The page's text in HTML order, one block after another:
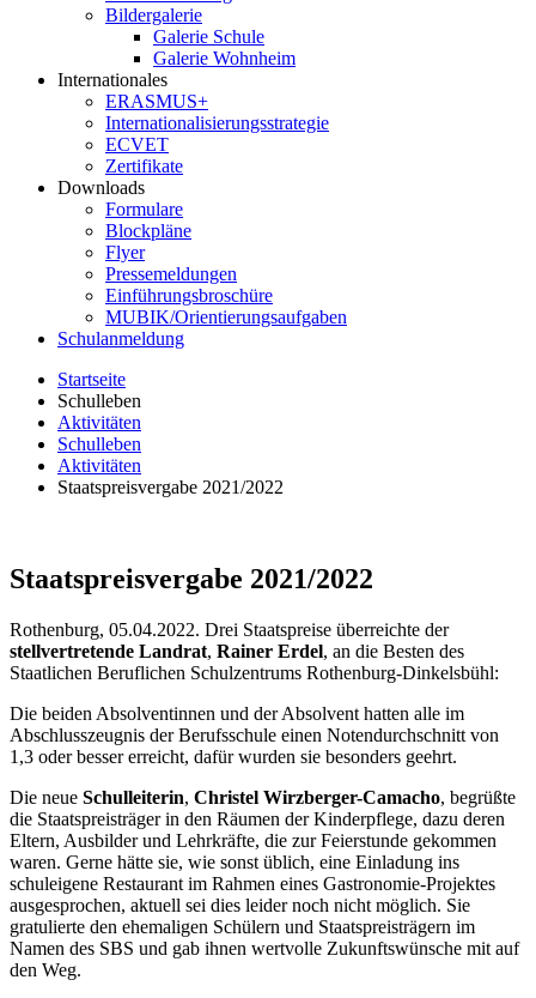
Bildergalerie
Galerie Schule
Galerie Wohnheim
Internationales
ERASMUS+
Internationalisierungsstrategie
ECVET
Zertifikate
Downloads
Formulare
Blockpläne
Flyer
Pressemeldungen
Einführungsbroschüre
MUBIK/Orientierungsaufgaben
Schulanmeldung
Startseite
Schulleben
Aktivitäten
Schulleben
Aktivitäten
Staatspreisvergabe 2021/2022
Staatspreisvergabe 2021/2022
Rothenburg, 05.04.2022. Drei Staatspreise überreichte der
stellvertretende Landrat, Rainer Erdel, an die Besten des
Staatlichen Beruflichen Schulzentrums Rothenburg-Dinkelsbühl:
Die beiden Absolventinnen und der Absolvent hatten alle im
Abschlusszeugnis der Berufsschule einen Notendurchschnitt von
1,3 oder besser erreicht, dafür wurden sie besonders geehrt.
Die neue Schulleiterin, Christel Wirzberger-Camacho, begrüßte
die Staatspreisträger in den Räumen der Kinderpflege, dazu deren
Eltern, Ausbilder und Lehrkräfte, die zur Feierstunde gekommen
waren. Gerne hätte sie, wie sonst üblich, eine Einladung ins
schuleigene Restaurant im Rahmen eines Gastronomie-Projektes
ausgesprochen, aktuell sei dies leider noch nicht möglich. Sie
gratulierte den ehemaligen Schülern und Staatspreisträgern im
Namen des SBS und gab ihnen wertvolle Zukunftswünsche mit auf
den Weg.